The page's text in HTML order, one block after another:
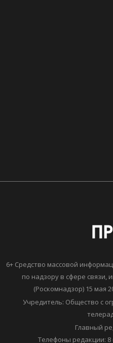
6+ Средство массовой
по надзору в сфере связи,
(Роскомнадзор) 15 мая
Учредитель: Общество с
Главный
Телефоны редакции: 8